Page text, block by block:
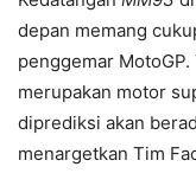
depan memang
penggemar
merupakan motor
diprediksi akan
menargetkan Tim